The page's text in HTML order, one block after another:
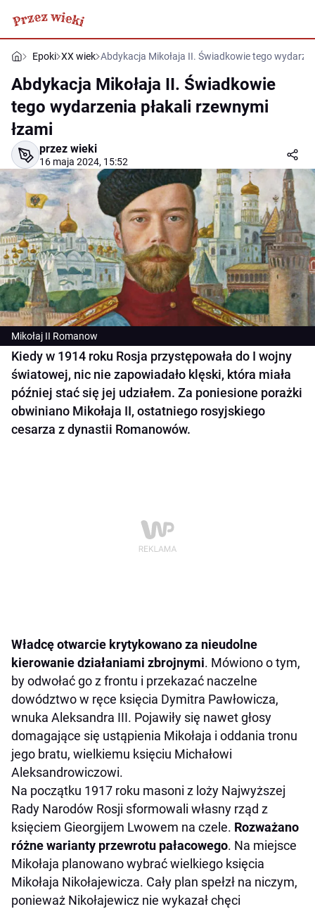
Epoki XX wiek Abdykacja Mikołaja II. Świadkowie tego
Abdykacja Mikołaja II. Świadkowie
tego wydarzenia płakali rzewnymi
łzami
przez wieki
16 maja 2024, 15:52
Mikołaj II Romanow
Kiedy w 1914 roku Rosja przystępowała do I wojny
światowej, nic nie zapowiadało klęski, która miała
później stać się jej udziałem. Za poniesione porażki
obwiniano Mikołaja II, ostatniego rosyjskiego
cesarza z dynastii Romanowów.
Władcę otwarcie krytykowano za nieudolne
kierowanie działaniami zbrojnymi. Mówiono o tym,
by odwołać go z frontu i przekazać naczelne
dowództwo w ręce księcia Dymitra Pawłowicza,
wnuka Aleksandra III. Pojawiły się nawet głosy
domagające się ustąpienia Mikołaja i oddania tronu
jego bratu, wielkiemu księciu Michałowi
Aleksandrowiczowi.
Na początku 1917 roku masoni z loży Najwyższej
Rady Narodów Rosji sformowali własny rząd z
księciem Gieorgijem Lwowem na czele. Rozważano
różne warianty przewrotu pałacowego. Na miejsce
Mikołaja planowano wybrać wielkiego księcia
Mikołaja Nikołajewicza. Cały plan spełzł na niczym,
ponieważ Nikołajewicz nie wykazał chęci